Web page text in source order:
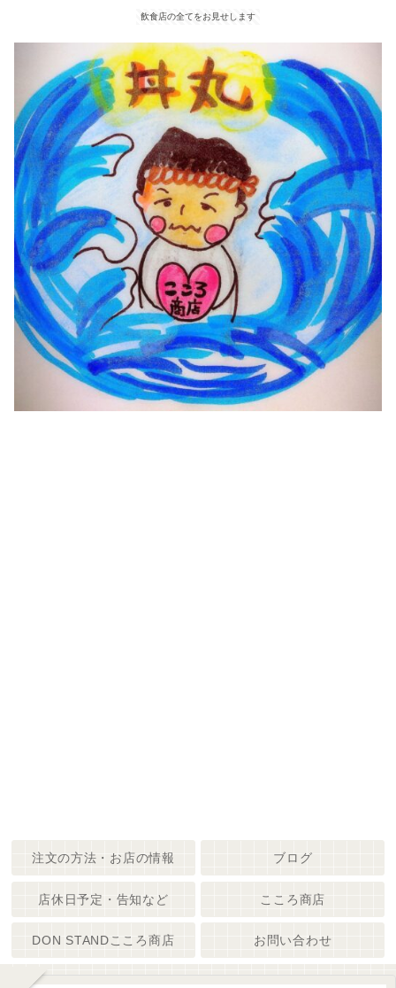
飲食店の全てをお見せします
注文の方法・お店の情報 ブログ
店休日予定・告知など こころ商店
DON STANDこころ商店 お問い合わせ